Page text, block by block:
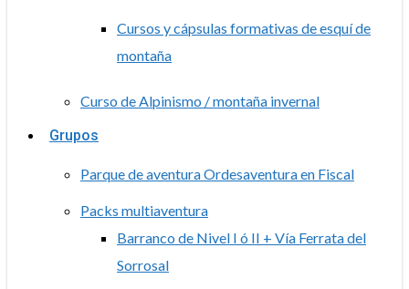
Cursos y cápsulas formativas de esquí de
montaña
Curso de Alpinismo / montaña invernal
Grupos
Parque de aventura Ordesaventura en Fiscal
Packs multiaventura
Barranco de Nivel I ó II + Vía Ferrata del
Sorrosal